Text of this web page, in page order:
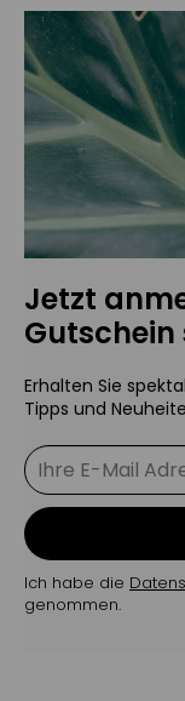
Jetzt
Gutschein
Erhalten Sie
Tipps und
Ich habe die
genommen.